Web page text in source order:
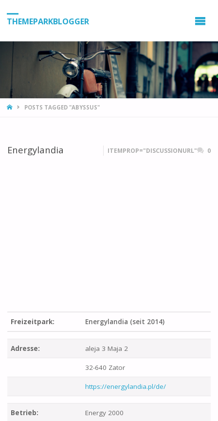
THEMEPARKBLOGGER
HOMEPOSTS TAGGED "ABYSSUS"
Energylandia ITEMPROP="DISCUSSIONURL" 0
Freizeitpark: Energylandia (seit 2014)
Adresse: aleja 3 Maja 2
32-640 Zator
https://energylandia.pl/de/
Betrieb: Energy 2000